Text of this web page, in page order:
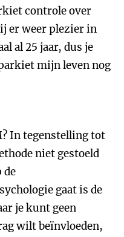
controle over
er weer plezier in
al 25 jaar, dus je
mijn leven nog
In tegenstelling tot
niet gestoeld
de
gaat is de
je kunt geen
wilt beïnvloeden,